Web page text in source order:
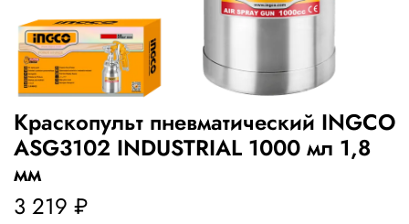
Краскопульт пневматический INGCO
ASG3102 INDUSTRIAL 1000 мл 1,8
мм
3 219 ₽